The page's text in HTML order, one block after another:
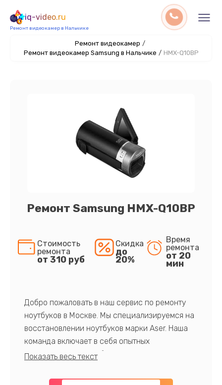
iq-video.ru
Ремонт видеокамер в Нальчике
Ремонт видеокамер /
Ремонт видеокамер Samsung в Нальчике / HMX-Q10BP
Ремонт Samsung HMX-Q10BP
Стоимость
ремонта
от 310 руб
Скидка
до
20%
Время
ремонта
от 20
мин
Добро пожаловать в наш сервис по ремонту
ноутбуков в Москве. Мы специализируемся на
восстановлении ноутбуков марки Aser. Наша
команда включает в себя опытных
профессионалов с обширными знаниями и
предлагаем быстрый и качественный ремонт с